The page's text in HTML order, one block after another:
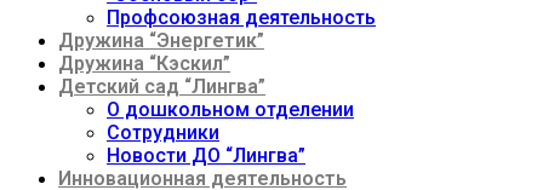
Профсоюзная деятельность
Дружина “Энергетик”
Дружина “Кэскил”
Детский сад “Лингва”
О дошкольном отделении
Сотрудники
Новости ДО “Лингва”
Инновационная деятельность